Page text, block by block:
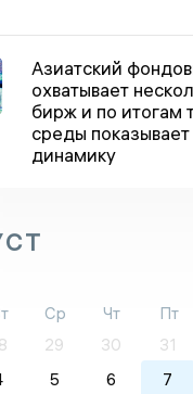
Азиатский
охватывает
бирж и по итогам
среды
динамику
Ср Чт Пт
29 30 31
5 6 7